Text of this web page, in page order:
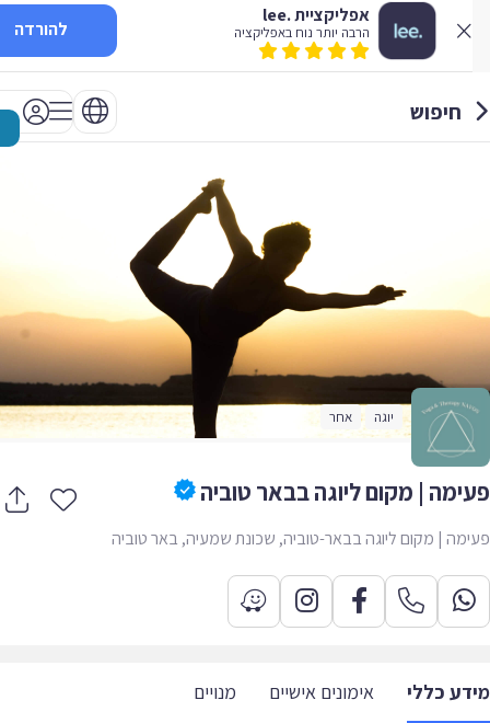
אפליקציית .lee
הרבה יותר נוח באפליקציה להורדה
חיפוש
יוגה אחר
| מקום ליוגה בבאר טוביה
| מקום ליוגה בבאר-טוביה, שכונת שמעיה, באר טוביה
כללי אימונים אישיים מנויים